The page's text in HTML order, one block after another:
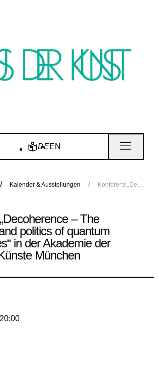
DEEN
Kalender & Ausstellungen Konferenz „Decoherence – The aesthetics and politics of quantum technologies“ in der Akademie der Bildenden Künste München
– The
politics of quantum
in der Akademie der
München